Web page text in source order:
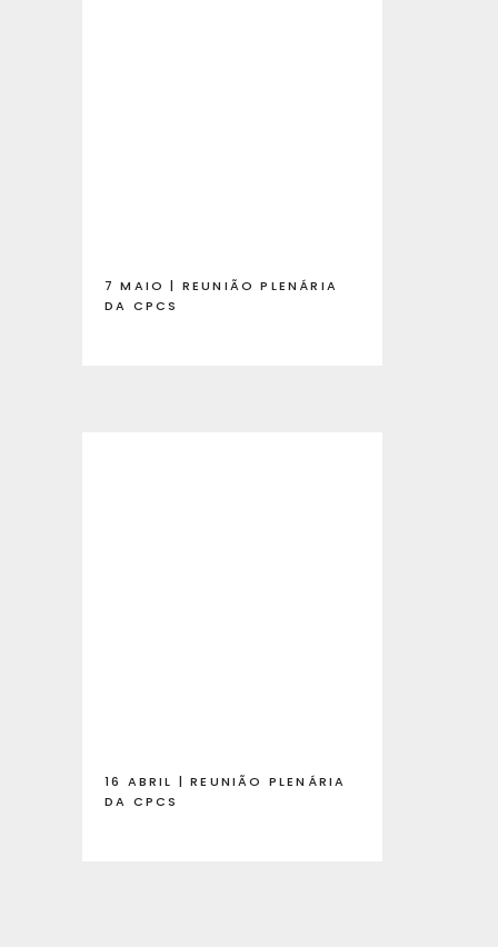
7 MAIO | REUNIÃO PLENÁRIA
DA CPCS
16 ABRIL | REUNIÃO PLENÁRIA
DA CPCS